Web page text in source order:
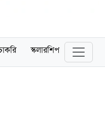
স্কলারশিপ বিনোদন